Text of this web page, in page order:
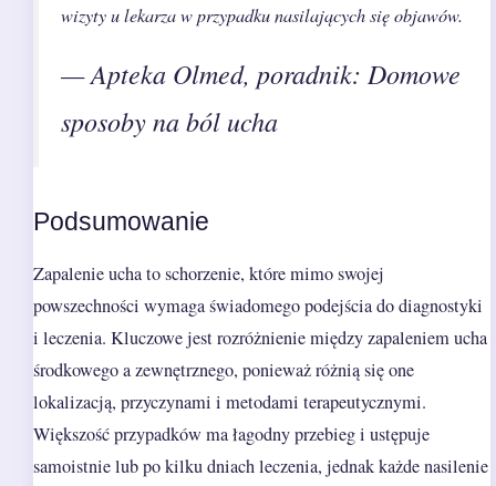
wizyty u lekarza w przypadku nasilających się objawów.
— Apteka Olmed, poradnik: Domowe
sposoby na ból ucha
Podsumowanie
Zapalenie ucha to schorzenie, które mimo swojej
powszechności wymaga świadomego podejścia do diagnostyki
i leczenia. Kluczowe jest rozróżnienie między zapaleniem ucha
środkowego a zewnętrznego, ponieważ różnią się one
lokalizacją, przyczynami i metodami terapeutycznymi.
Większość przypadków ma łagodny przebieg i ustępuje
samoistnie lub po kilku dniach leczenia, jednak każde nasilenie